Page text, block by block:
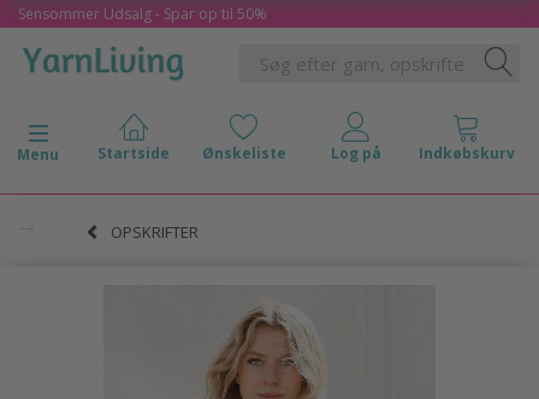
Sensommer Udsalg - Spar op til 50%
Skifte navigation
Menu
OPSKRIFTER